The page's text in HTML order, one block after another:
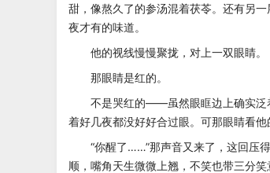
甜，像熬久了的参汤混着茯苓。还有另
夜才有的味道。
他的视线慢慢聚拢，对上一双眼睛。
那眼睛是红的。
不是哭红的——虽然眼眶边上确实泛着
着好几夜都没好好合过眼。可那眼睛看
“你醒了……”那声音又来了，这回压得
顺，嘴角天生微微上翘，不笑也带三分